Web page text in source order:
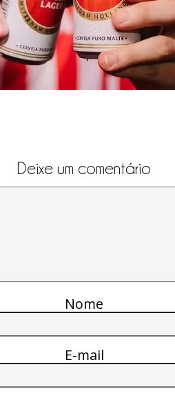
Deixe um comentário
Nome
E-mail